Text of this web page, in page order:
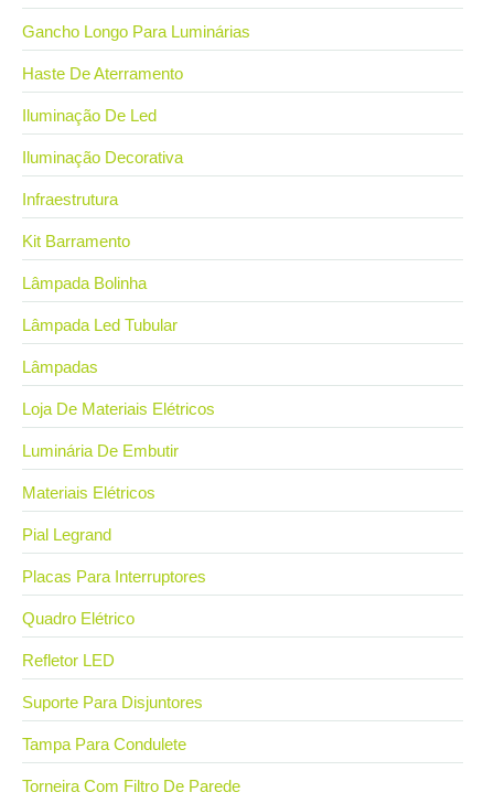
Gancho Longo Para Luminárias
Haste De Aterramento
Iluminação De Led
Iluminação Decorativa
Infraestrutura
Kit Barramento
Lâmpada Bolinha
Lâmpada Led Tubular
Lâmpadas
Loja De Materiais Elétricos
Luminária De Embutir
Materiais Elétricos
Pial Legrand
Placas Para Interruptores
Quadro Elétrico
Refletor LED
Suporte Para Disjuntores
Tampa Para Condulete
Torneira Com Filtro De Parede